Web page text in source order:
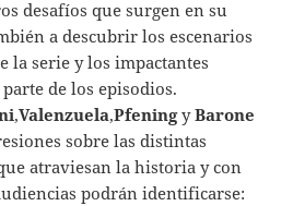
desafíos que surgen en su
a descubrir los escenarios
la serie y los impactantes
de los episodios.
,Valenzuela,PfeningyBarone
sobre las distintas
atraviesan la historia y con
podrán identificarse: